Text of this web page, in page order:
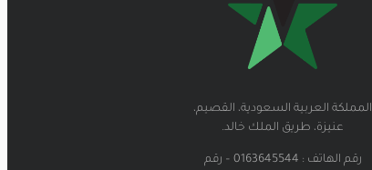
المملكة العربية السعودية، القصيم،
عنيزة، طريق الملك خالد.
رقم الهاتف : 0163645544 – رقم